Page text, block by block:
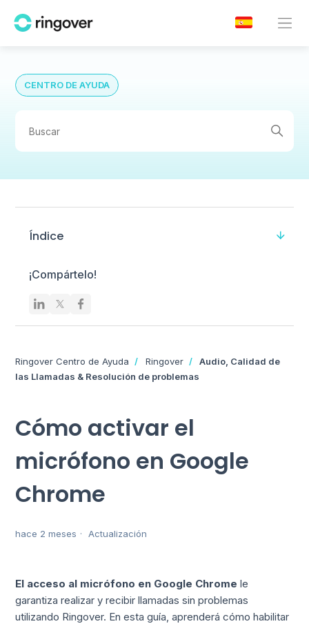
CENTRO DE AYUDA
Índice
¡Compártelo!
Ringover Centro de Ayuda Ringover
Audio, Calidad de
las Llamadas & Resolución de problemas
Cómo activar el
micrófono en Google
Chrome
hace 2 meses Actualización
El acceso al micrófono en Google Chrome le
garantiza realizar y recibir llamadas sin problemas
utilizando Ringover. En esta guía, aprenderá cómo habilitar